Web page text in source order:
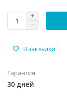
В закладки
Гарантия
30 дней